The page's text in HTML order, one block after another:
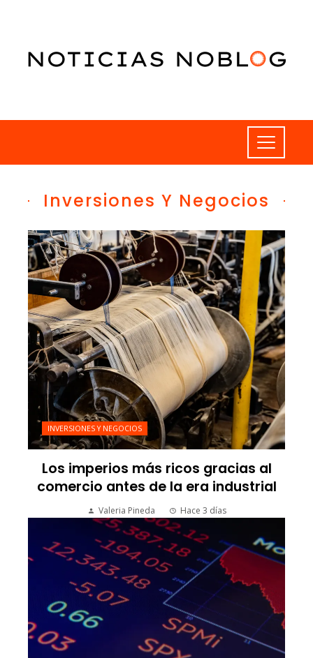
Inversiones Y Negocios
INVERSIONES Y NEGOCIOS
Los imperios más ricos gracias al
comercio antes de la era industrial
Valeria Pineda Hace 3 días